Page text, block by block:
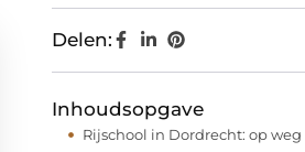
Delen:
Inhoudsopgave
Rijschool in Dordrecht: op